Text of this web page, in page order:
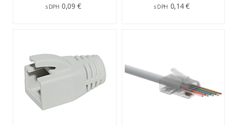
s DPH 0,09 € s DPH 0,14 €